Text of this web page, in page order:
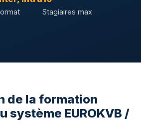
Stagiaires max
de la formation
système EUROKVB /